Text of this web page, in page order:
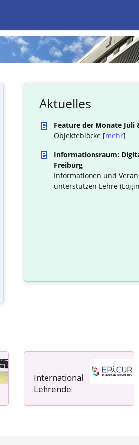
Aktuelles
Feature der Monate Juli
Objekteblöcke [mehr]
Informationsraum:
Freiburg
Informationen und
unterstützen Lehre
International
Lehrende